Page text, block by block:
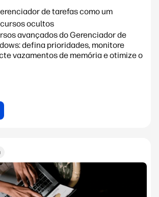
de tarefas como um
ocultos
avançados do Gerenciador de
defina prioridades, monitore
vazamentos de memória e otimize o